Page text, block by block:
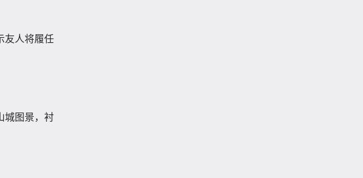
友人将履任
城图景，衬